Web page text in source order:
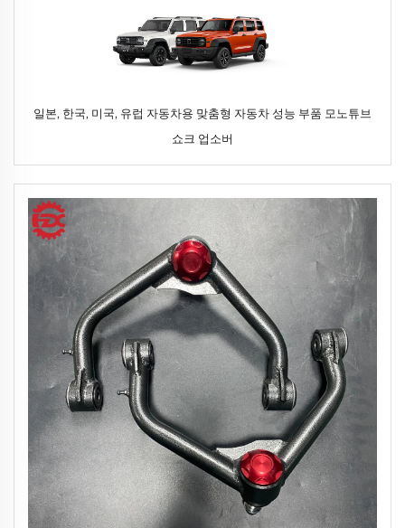
일본, 한국, 미국, 유럽 자동차용 맞춤형 자동차 성능 부품 모노튜브
쇼크 업소버